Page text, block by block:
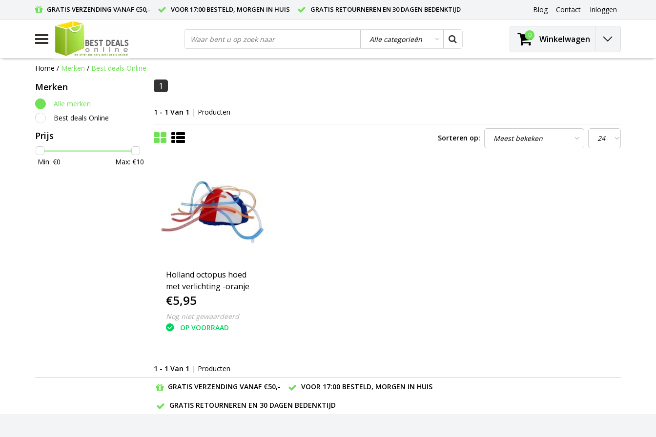
GRATIS VERZENDING VANAF €50,- VOOR 17:00 BESTELD, MORGEN IN HUIS GRATIS RETOURNEREN EN 30 DAGEN BEDENKTIJD Blog Contact Inloggen
0 Winkelwagen
Home / Merken / Best deals Online
Merken
Alle merken
Best deals Online
Prijs
Min: €0 Max: €10
1
1 - 1 Van 1 | Producten
Sorteren op:
Holland octopus hoed
met verlichting -oranje
€5,95
Nog niet gewaardeerd
OP VOORRAAD
1 - 1 Van 1 | Producten
GRATIS VERZENDING VANAF €50,-
VOOR 17:00 BESTELD, MORGEN IN HUIS
GRATIS RETOURNEREN EN 30 DAGEN BEDENKTIJD